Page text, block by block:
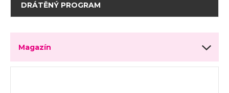
DRÁTĚNÝ PROGRAM
Magazín